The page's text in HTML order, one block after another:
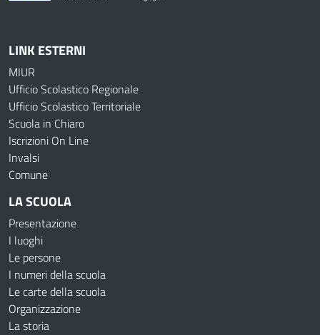
LINK ESTERNI
MIUR
Ufficio Scolastico Regionale
Ufficio Scolastico Territoriale
Scuola in Chiaro
Iscrizioni On Line
Invalsi
Comune
LA SCUOLA
Presentazione
I luoghi
Le persone
I numeri della scuola
Le carte della scuola
Organizzazione
La storia